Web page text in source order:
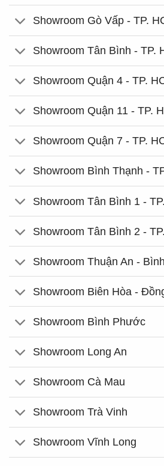
Showroom Gò Vấp - TP.
Showroom Tân Bình - TP.
Showroom Quận 4 - TP.
Showroom Quận 11 - TP.
Showroom Quận 7 - TP.
Showroom Bình Thạnh -
Showroom Tân Bình 1 -
Showroom Tân Bình 2 -
Showroom Thuận An -
Showroom Biên Hòa -
Showroom Bình Phước
Showroom Long An
Showroom Cà Mau
Showroom Trà Vinh
Showroom Vĩnh Long